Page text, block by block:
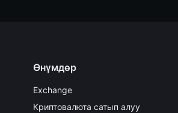
Өнүмдөр
Exchange
Криптовалюта сатып алуу